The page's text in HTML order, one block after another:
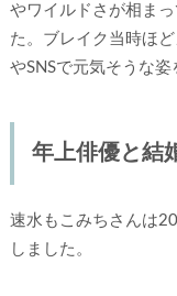
やワイルドさが相ま
た。ブレイク当時ほ
やSNSで元気そうな姿
年上俳優と結
速水もこみちさんは
しました。